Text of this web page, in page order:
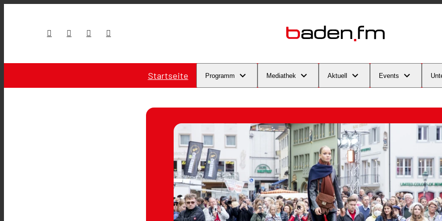
Startseite Programm Mediathek Aktuell Events